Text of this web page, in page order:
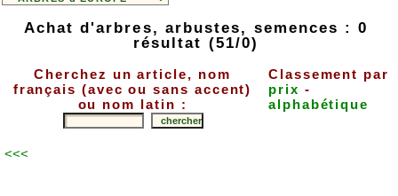
Achat d'arbres, arbustes, semences : 0
résultat (51/0)
Cherchez un article, nom
français (avec ou sans accent)
ou nom latin :
Classement par
prix -
alphabétique
<<<